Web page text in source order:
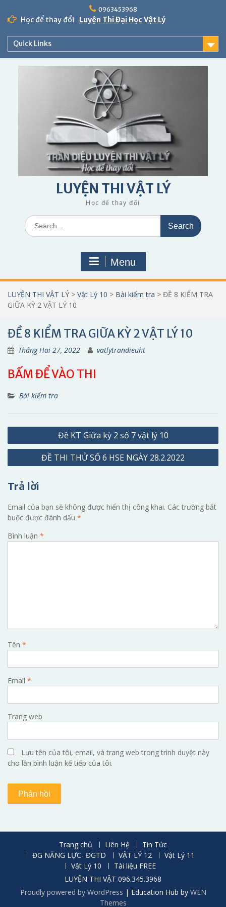
content
0963453968
Học để thay đổi Luyện Thi Đại Học Vật Lý
Quick Links
LUYỆN THI VẬT LÝ
Học để thay đổi
Search
for:
Menu
LUYỆN THI VẬT LÝ > Vật Lý 10 > Bài kiểm tra > ĐỀ 8 KIỂM TRA
GIỮA KỲ 2 VẬT LÝ 10
ĐỀ 8 KIỂM TRA GIỮA KỲ 2 VẬT LÝ 10
Tháng Hai 27, 2022 vatlytrandieuht
BẤM ĐỂ VÀO THI
Bài kiểm tra
Điều
hướng
Đề KT Giữa kỳ 2 số 7 vật lý 10
ĐỀ THI THỬ SỐ 6 HSE NGÀY 28.2.2022
Trả lời
Email của bạn sẽ không được hiển thị công khai. Các trường bắt
buộc được đánh dấu *
Bình luận *
Tên *
Email *
Trang web
Lưu tên của tôi, email, và trang web trong trình duyệt này
cho lần bình luận kế tiếp của tôi.
Trang chủ Liên Hệ
Tin Tức
ĐG NĂNG LỰC- ĐGTD
VẬT LÝ 12
Vật Lý 11
Vật Lý 10
Tài liệu FREE
LUYỆN THI VẬT 096.345.3968
Proudly powered by WordPress | Education Hub by WEN
Themes